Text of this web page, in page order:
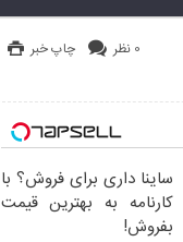
چاپ خبر
0 نظر
ساینا داری برای فروش؟ با
کارنامه به بهترین قیمت
بفروش!